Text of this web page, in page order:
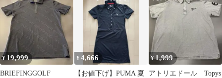
nike
¥19,999
BRIEFINGGOLF
¥4,666
【お値下げ】PUMA 夏
¥1,999
アトリエドール Topys